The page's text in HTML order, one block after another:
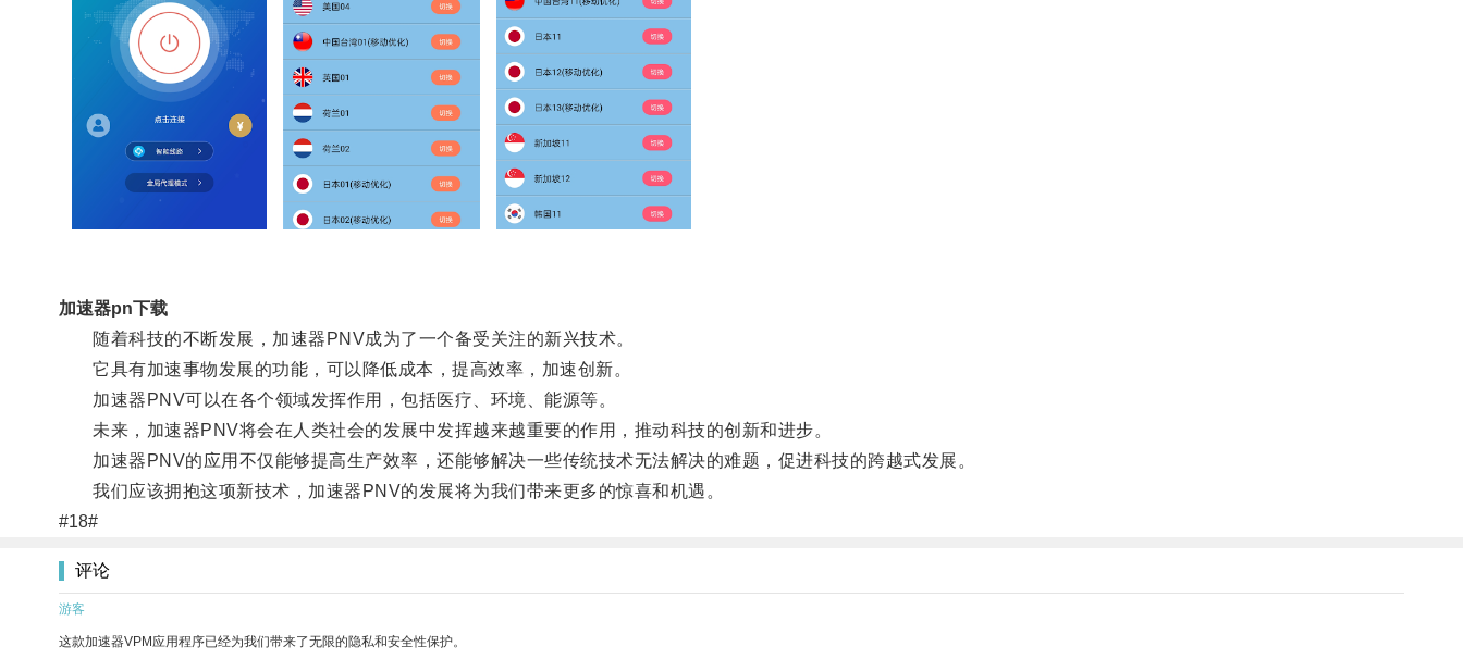
加速器pn下载
随着科技的不断发展，加速器PNV成为了一个备受关注的新兴技术。
它具有加速事物发展的功能，可以降低成本，提高效率，加速创新。
加速器PNV可以在各个领域发挥作用，包括医疗、环境、能源等。
未来，加速器PNV将会在人类社会的发展中发挥越来越重要的作用，推动科技的创新和进步。
加速器PNV的应用不仅能够提高生产效率，还能够解决一些传统技术无法解决的难题，促进科技的跨越式发展。
我们应该拥抱这项新技术，加速器PNV的发展将为我们带来更多的惊喜和机遇。
#18#
评论
游客
这款加速器VPM应用程序已经为我们带来了无限的隐私和安全性保护。